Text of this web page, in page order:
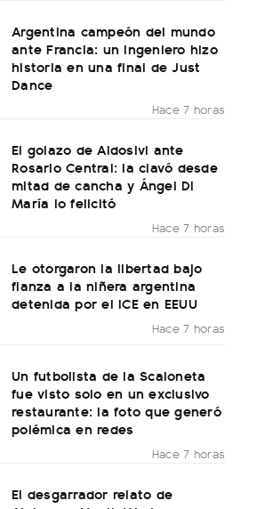
Argentina campeón del mundo
ante Francia: un ingeniero hizo
historia en una final de Just
Dance
Hace 7 horas
El golazo de Aldosivi ante
Rosario Central: la clavó desde
mitad de cancha y Ángel Di
María lo felicitó
Hace 7 horas
Le otorgaron la libertad bajo
fianza a la niñera argentina
detenida por el ICE en EEUU
Hace 7 horas
Un futbolista de la Scaloneta
fue visto solo en un exclusivo
restaurante: la foto que generó
polémica en redes
Hace 7 horas
El desgarrador relato de